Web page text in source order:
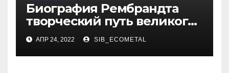
Биография Рембрандта
творческий путь великого
художника
АПР 24, 2022 SIB_ECOMETAL